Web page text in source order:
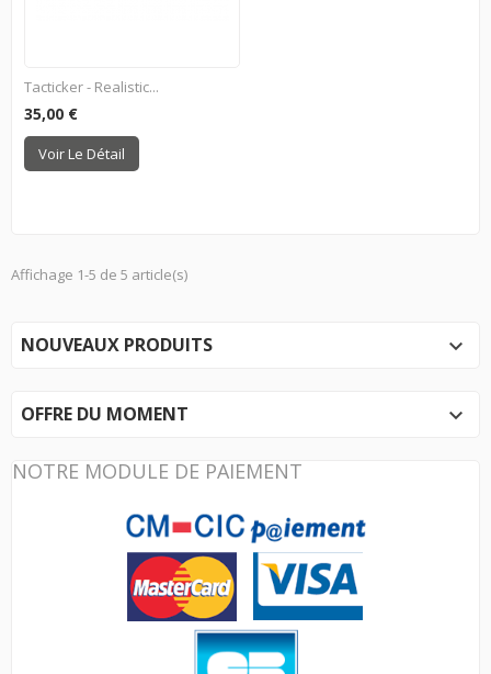
Tacticker - Realistic...
35,00 €
Voir Le Détail
Affichage 1-5 de 5 article(s)
NOUVEAUX PRODUITS 
OFFRE DU MOMENT 
NOTRE MODULE DE PAIEMENT